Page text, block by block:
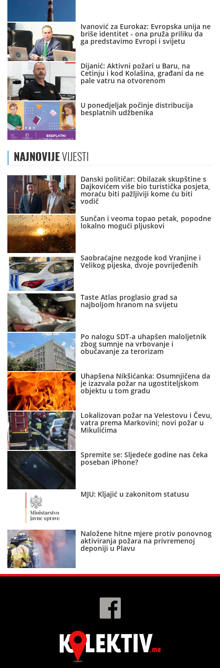
Ivanović za Eurokaz: Evropska unija ne
briše identitet - ona pruža priliku da
ga predstavimo Evropi i svijetu
Dijanić: Aktivni požari u Baru, na
Cetinju i kod Kolašina, građani da ne
pale vatru na otvorenom
U ponedjeljak počinje distribucija
besplatnih udžbenika
NAJNOVIJEVIJESTI
Danski političar: Obilazak skupštine s
Dajkovićem više bio turistička posjeta,
moraću biti pažljiviji kome ću biti
vodič
Sunčan i veoma topao petak, popodne
lokalno mogući pljuskovi
Saobraćajne nezgode kod Vranjine i
Velikog pijeska, dvoje povrijeđenih
Taste Atlas proglasio grad sa
najboljom hranom na svijetu
Po nalogu SDT-a uhapšen maloljetnik
zbog sumnje na vrbovanje i
obučavanje za terorizam
Uhapšena Nikšićanka: Osumnjičena da
je izazvala požar na ugostiteljskom
objektu u tom gradu
Lokalizovan požar na Velestovu i Čevu,
vatra prema Markovini; novi požar u
Mikulićima
Spremite se: Sljedeće godine nas čeka
poseban iPhone?
MJU: Kljajić u zakonitom statusu
Naložene hitne mjere protiv ponovnog
aktiviranja požara na privremenoj
deponiji u Plavu